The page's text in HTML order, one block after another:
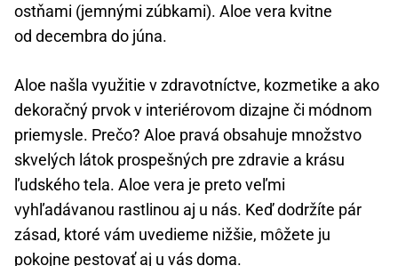
ostňami (jemnými zúbkami). Aloe vera kvitne
od decembra do júna.
Aloe našla využitie v zdravotníctve, kozmetike a ako
dekoračný prvok v interiérovom dizajne či módnom
priemysle. Prečo? Aloe pravá obsahuje množstvo
skvelých látok prospešných pre zdravie a krásu
ľudského tela. Aloe vera je preto veľmi
vyhľadávanou rastlinou aj u nás. Keď dodržíte pár
zásad, ktoré vám uvedieme nižšie, môžete ju
pokojne pestovať aj u vás doma.